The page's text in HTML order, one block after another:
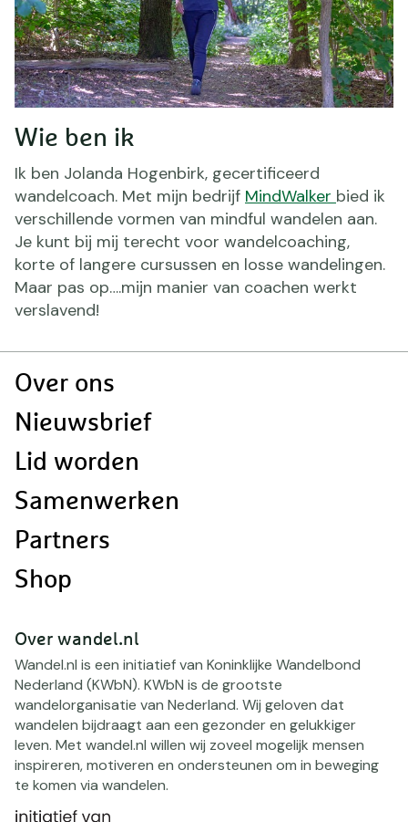
Wie ben ik
Ik ben Jolanda Hogenbirk, gecertificeerd
wandelcoach. Met mijn bedrijf MindWalker bied ik
verschillende vormen van mindful wandelen aan.
Je kunt bij mij terecht voor wandelcoaching,
korte of langere cursussen en losse wandelingen.
Maar pas op….mijn manier van coachen werkt
verslavend!
Doormat
Over ons
Nieuwsbrief
Lid worden
Samenwerken
Partners
Shop
Over wandel.nl
Wandel.nl is een initiatief van Koninklijke Wandelbond
Nederland (KWbN). KWbN is de grootste
wandelorganisatie van Nederland. Wij geloven dat
wandelen bijdraagt aan een gezonder en gelukkiger
leven. Met wandel.nl willen wij zoveel mogelijk mensen
inspireren, motiveren en ondersteunen om in beweging
te komen via wandelen.